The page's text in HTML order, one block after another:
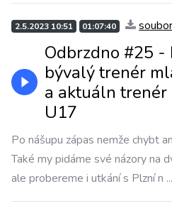
2.5.2023 10:51 01:07:40
Odbrzdno #25 -
bývalý trenér
a aktuáln trenér
U17
Po nášupu zápas nemže chybt
Také my pidáme své názory na
ale probereme i utkání s Plzní n ...